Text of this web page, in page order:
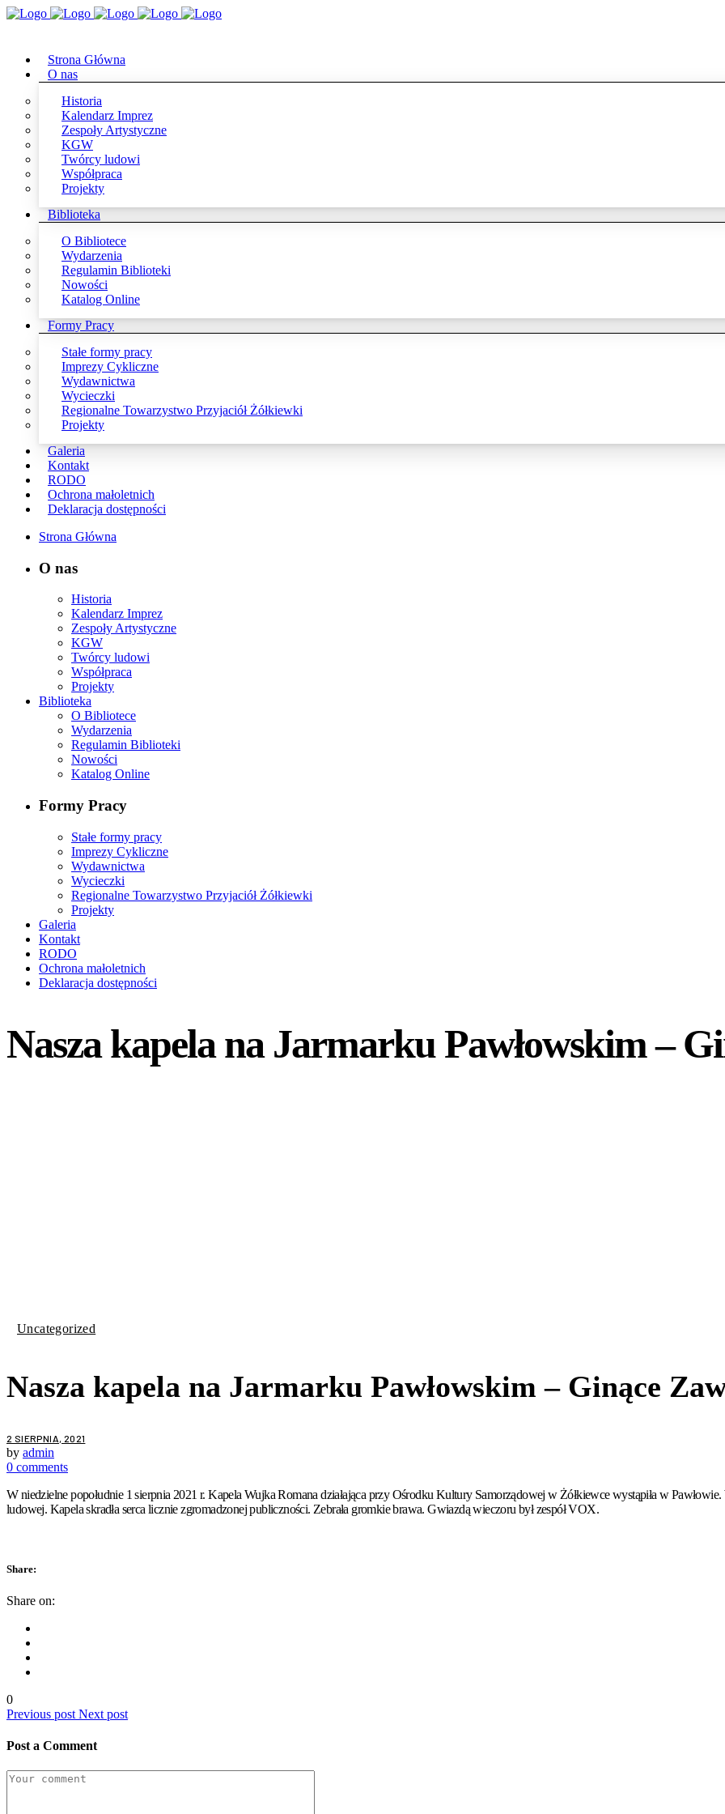
Strona Główna
O nas
Historia
Kalendarz Imprez
Zespoły Artystyczne
KGW
Twórcy ludowi
Współpraca
Projekty
Biblioteka
O Bibliotece
Wydarzenia
Regulamin Biblioteki
Nowości
Katalog Online
Formy Pracy
Stałe formy pracy
Imprezy Cykliczne
Wydawnictwa
Wycieczki
Regionalne Towarzystwo Przyjaciół Żółkiewki
Projekty
Galeria
Kontakt
RODO
Ochrona małoletnich
Deklaracja dostępności
Strona Główna
O nas
Historia
Kalendarz Imprez
Zespoły Artystyczne
KGW
Twórcy ludowi
Współpraca
Projekty
Biblioteka
O Bibliotece
Wydarzenia
Regulamin Biblioteki
Nowości
Katalog Online
Formy Pracy
Stałe formy pracy
Imprezy Cykliczne
Wydawnictwa
Wycieczki
Regionalne Towarzystwo Przyjaciół Żółkiewki
Projekty
Galeria
Kontakt
RODO
Ochrona małoletnich
Deklaracja dostępności
Nasza kapela na Jarmarku Pawłowskim –
Uncategorized
Nasza kapela na Jarmarku Pawłowskim – Ginące
2 SIERPNIA, 2021
by admin
0 comments
W niedzielne popołudnie 1 sierpnia 2021 r. Kapela Wujka Romana działająca przy Ośrodku Kultury Samorządowej w Żółkiewce wystąpiła w
ludowej. Kapela skradła serca licznie zgromadzonej publiczności. Zebrała gromkie brawa. Gwiazdą wieczoru był zespół VOX.
Share:
Share on:
0
Previous post Next post
Post a Comment